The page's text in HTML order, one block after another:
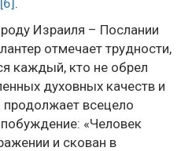
[6] .
Израиля – Послании
отмечает трудности,
каждый, кто не обрел
духовных качеств и
всецело
«Человек
и скован в